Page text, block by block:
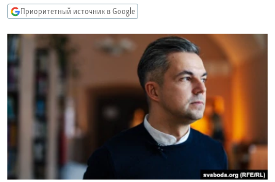
Вернутся
КАВКАЗ.РЕАЛИИ
СЕВЕР.РЕАЛИИ
СИБИРЬ.РЕАЛИИ
РАСПИСАНИЕ ВЕЩАНИЯ
ПОДПИШИТЕСЬ НА РАССЫЛКУ
СОЦИАЛЬНЫЕ СЕТИ
Приоритетный источник в Google